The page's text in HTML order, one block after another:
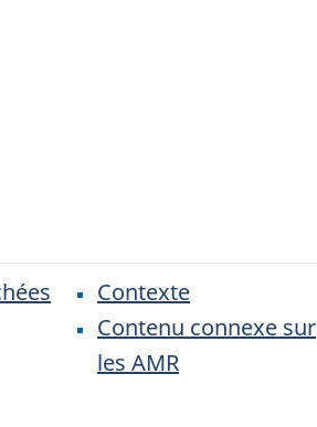
Contexte
Contenu connexe sur
les AMR